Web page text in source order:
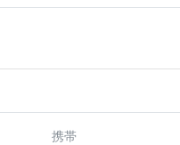
携帯